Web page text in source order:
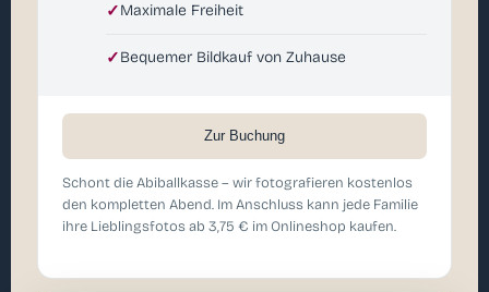
✓Maximale Freiheit
✓Bequemer Bildkauf von Zuhause
Zur Buchung
Schont die Abiballkasse – wir fotografieren kostenlos
den kompletten Abend. Im Anschluss kann jede Familie
ihre Lieblingsfotos ab 3,75 € im Onlineshop kaufen.